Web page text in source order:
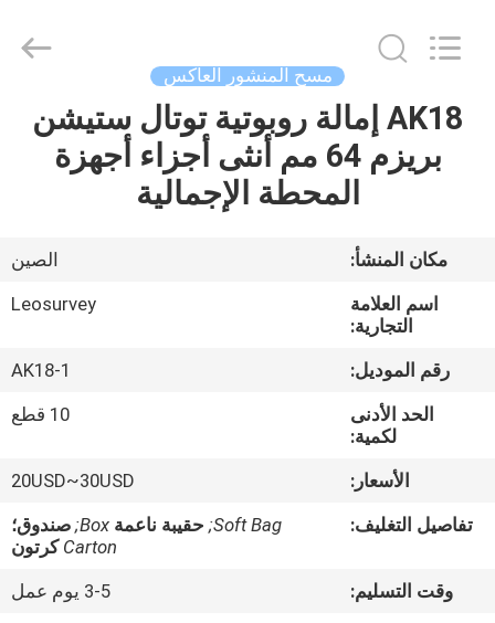
منزل،
معلومات
جولة
المعمل
الجودة
Instrument
Co.,Ltd.
مسح المنشور العاكس
AK18 إمالة روبوتية توتال ستيشن
بريزم 64 مم أنثى أجزاء أجهزة
المحطة الإجمالية
مكان المنشأ:
الصين
اسم العلامة
التجارية:
Leosurvey
رقم الموديل:
AK18-1
الحد الأدنى
لكمية:
10 قطع
الأسعار:
20USD~30USD
تفاصيل التغليف:
Soft Bag; حقيبة ناعمة Box; صندوق؛
Carton كرتون
وقت التسليم:
3-5 يوم عمل